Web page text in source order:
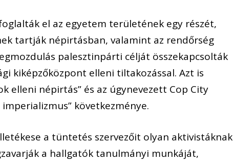
el az egyetem területének egy részét,
tartják népirtásban, valamint az rendőrség
palesztinpárti célját összekapcsolták
kiképzőközpont elleni tiltakozással. Azt is
elleni népirtás” és az úgynevezett Cop City
következménye.
a tüntetés szervezőit olyan aktivistáknak
a hallgatók tanulmányi munkáját,